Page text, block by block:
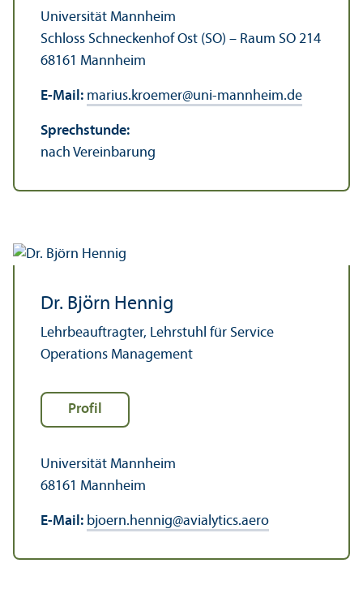
Universität Mannheim
Schloss Schneckenhof Ost (SO) – Raum SO 214
68161 Mannheim
E-Mail: marius.kroemer@uni-mannheim.de
Sprechstunde:
nach Vereinbarung
Dr. Björn Hennig
Lehr­beauftragter, Lehr­stuhl für Service
Operations Management
Profil
Universität Mannheim
68161 Mannheim
E-Mail: bjoern.hennig@avialytics.aero